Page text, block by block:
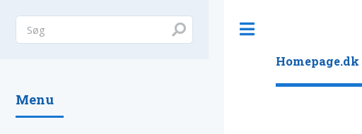
Homepage.dk
Menu